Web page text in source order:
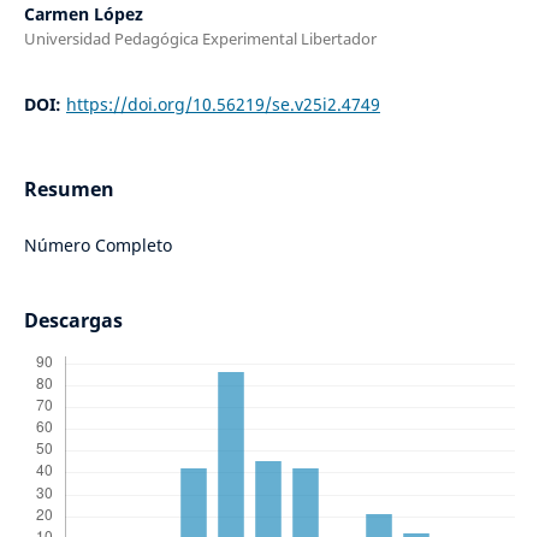
Carmen López
Universidad Pedagógica Experimental Libertador
DOI: https://doi.org/10.56219/se.v25i2.4749
Resumen
Número Completo
Descargas